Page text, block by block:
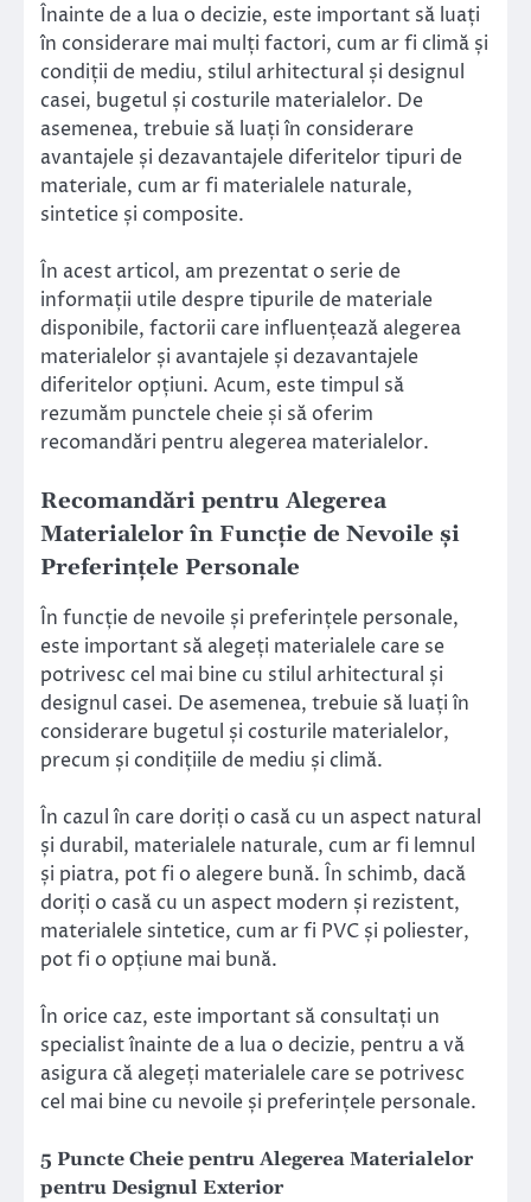
Înainte de a lua o decizie, este important să luați
în considerare mai mulți factori, cum ar fi climă și
condiții de mediu, stilul arhitectural și designul
casei, bugetul și costurile materialelor. De
asemenea, trebuie să luați în considerare
avantajele și dezavantajele diferitelor tipuri de
materiale, cum ar fi materialele naturale,
sintetice și composite.
În acest articol, am prezentat o serie de
informații utile despre tipurile de materiale
disponibile, factorii care influențează alegerea
materialelor și avantajele și dezavantajele
diferitelor opțiuni. Acum, este timpul să
rezumăm punctele cheie și să oferim
recomandări pentru alegerea materialelor.
Recomandări pentru Alegerea
Materialelor în Funcție de Nevoile și
Preferințele Personale
În funcție de nevoile și preferințele personale,
este important să alegeți materialele care se
potrivesc cel mai bine cu stilul arhitectural și
designul casei. De asemenea, trebuie să luați în
considerare bugetul și costurile materialelor,
precum și condițiile de mediu și climă.
În cazul în care doriți o casă cu un aspect natural
și durabil, materialele naturale, cum ar fi lemnul
și piatra, pot fi o alegere bună. În schimb, dacă
doriți o casă cu un aspect modern și rezistent,
materialele sintetice, cum ar fi PVC și poliester,
pot fi o opțiune mai bună.
În orice caz, este important să consultați un
specialist înainte de a lua o decizie, pentru a vă
asigura că alegeți materialele care se potrivesc
cel mai bine cu nevoile și preferințele personale.
5 Puncte Cheie pentru Alegerea Materialelor
pentru Designul Exterior